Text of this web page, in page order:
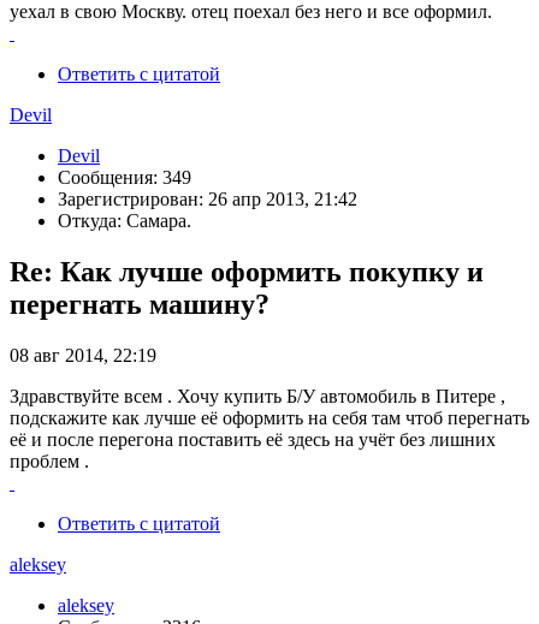
уехал в свою Москву. отец поехал без него и все оформил.
Ответить с цитатой
Devil
Devil
Сообщения: 349
Зарегистрирован: 26 апр 2013, 21:42
Откуда: Самара.
Re: Как лучше оформить покупку и
перегнать машину?
08 авг 2014, 22:19
Здравствуйте всем . Хочу купить Б/У автомобиль в Питере ,
подскажите как лучше её оформить на себя там чтоб перегнать
её и после перегона поставить её здесь на учёт без лишних
проблем .
Ответить с цитатой
aleksey
aleksey